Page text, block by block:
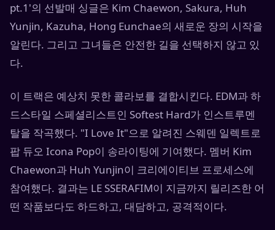
pt.1'의 선발매 싱글은 Kim Chaewon, Sakura, Huh
Yunjin, Kazuha, Hong Eunchae의 새로운 장의 시작을
알린다. 그리고 그녀들은 안전한 길을 선택하지 않고 있
다.
이 트랙은 예상치 못한 콜라보를 결합시킨다. EDM과 하
드스타일 스페셜리스트인 Softest Hard가 인스트루멘
탈을 작곡했다. "I Love It"으로 알려진 스웨덴 일렉트로
팝 듀오 Icona Pop이 송라이팅에 기여했다. 멤버 Kim
Chaewon과 Huh Yunjin이 크리에이티브 프로세스에
참여했다. 결과는 LE SSERAFIM이 지금까지 릴리즈한 어
떤 작품보다도 하드하고, 대담하고, 공격적이다.